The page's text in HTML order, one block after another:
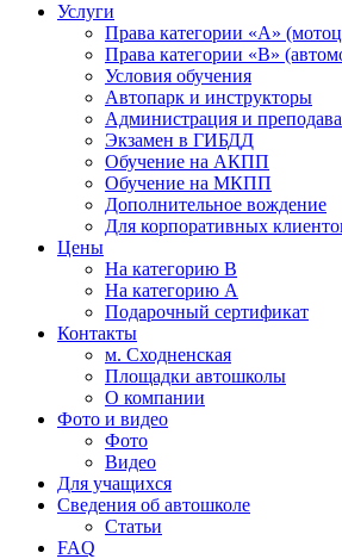
Услуги
Права категории «А»
Права категории «В»
Условия обучения
Автопарк и инструкторы
Администрация и
Экзамен в ГИБДД
Обучение на АКПП
Обучение на МКПП
Дополнительное вождение
Для корпоративных
Цены
На категорию В
На категорию A
Подарочный сертификат
Контакты
м. Сходненская
Площадки автошколы
О компании
Фото и видео
Фото
Видео
Для учащихся
Сведения об автошколе
Статьи
FAQ